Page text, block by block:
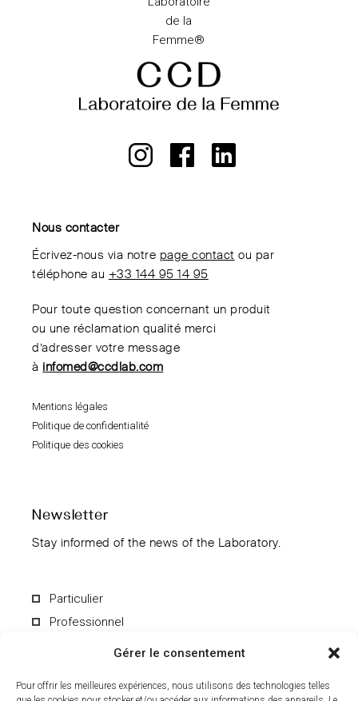
Gérer le consentement
Pour offrir les meilleures expériences, nous utilisons des technologies telles
Nous contacter
Écrivez-nous via notre page contact ou par
téléphone au +33 144 95 14 95
Pour toute question concernant un produit
ou une réclamation qualité merci
d’adresser votre message
à infomed@ccdlab.com
Mentions légales
Politique de confidentialité
Politique des cookies
Newsletter
Stay informed of the news of the Laboratory.
Particulier
Professionnel